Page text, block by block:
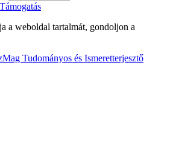
Támogatás
a weboldal tartalmát, gondoljon a
Tudományos és Ismeretterjesztő